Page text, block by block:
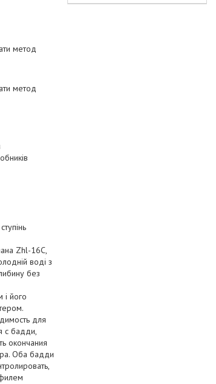
метод
метод
Zhl-16C,
воді з
без
і його
для
с бадди,
окончания
Оба бадди